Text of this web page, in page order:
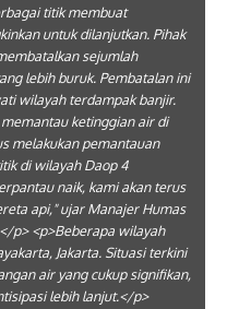
titik membuat
untuk dilanjutkan. Pihak
sejumlah
lebih buruk. Pembatalan ini
wilayah terdampak banjir.
ketinggian air di
melakukan pemantauan
di wilayah Daop 4
naik, kami akan terus
api," ujar Manajer Humas
p> <p>Beberapa wilayah
Jakarta. Situasi terkini
air yang cukup signifikan,
lebih lanjut.</p>